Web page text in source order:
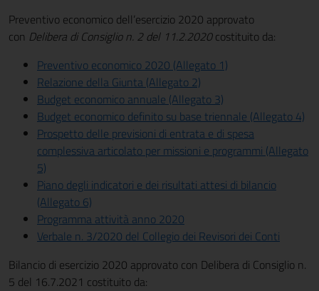
Preventivo economico dell’esercizio 2020 approvato
con Delibera di Consiglio n. 2 del 11.2.2020costituito da:
Preventivo economico 2020 (Allegato 1)
Relazione della Giunta (Allegato 2)
Budget economico annuale (Allegato 3)
Budget economico definito su base triennale (Allegato 4)
Prospetto delle previsioni di entrata e di spesa
complessiva articolato per missioni e programmi (Allegato
5)
Piano degli indicatori e dei risultati attesi di bilancio
(Allegato 6)
Programma attività anno 2020
Verbale n. 3/2020 del Collegio dei Revisori dei Conti
Bilancio di esercizio 2020 approvato con Delibera di Consiglio n.
5 del 16.7.2021 costituito da: